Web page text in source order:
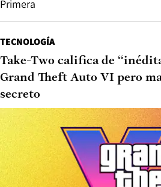
Primera
TECNOLOGÍA
Take-Two califica de
Grand Theft Auto VI pero
secreto